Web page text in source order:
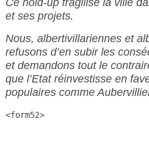
Ce hold-up fragilise la ville
et ses projets.
Nous, albertivillariennes et
refusons d’en subir les
et demandons tout le
que l’Etat réinvestisse en
populaires comme
<form52>